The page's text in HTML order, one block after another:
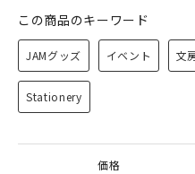
この商品のキーワード
JAMグッズ イベント 文
Stationery
価格